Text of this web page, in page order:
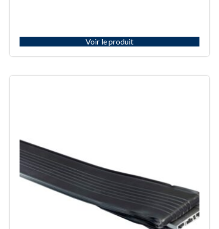
Voir le produit